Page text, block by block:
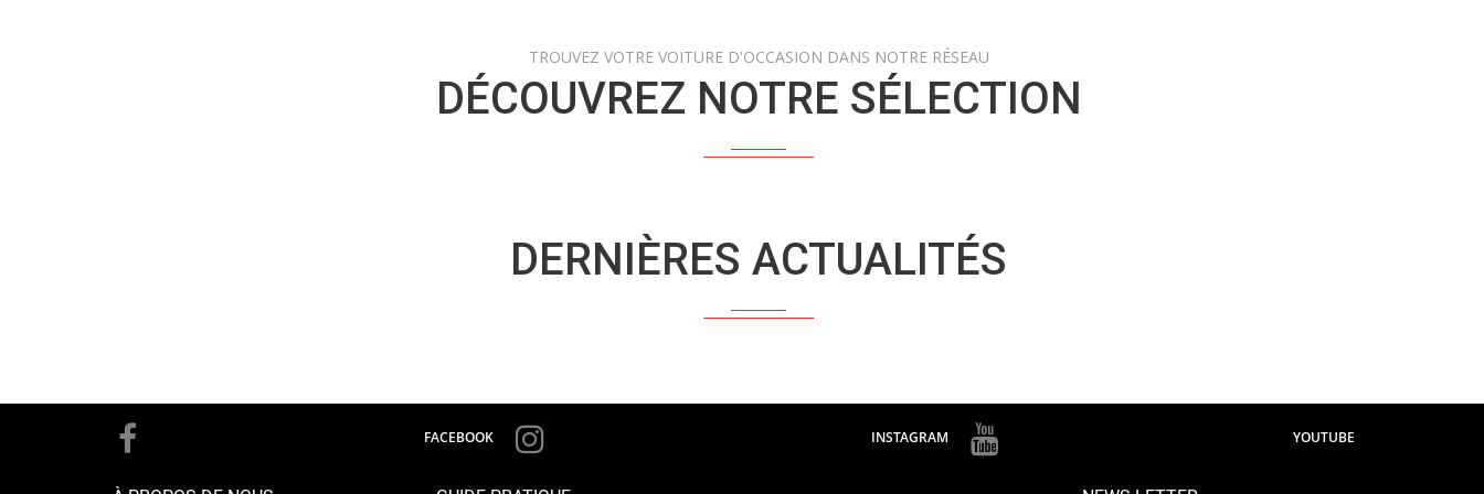
TROUVEZ VOTRE VOITURE D'OCCASION DANS NOTRE RÉSEAU
DÉCOUVREZ NOTRE SÉLECTION
DERNIÈRES ACTUALITÉS
FACEBOOK INSTAGRAM YOUTUBE